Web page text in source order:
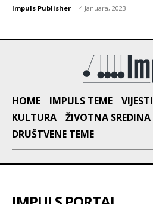
Impuls Publisher - 4 Januara, 2023
HOME IMPULS TEME VIJESTI
KULTURA
ŽIVOTNA SREDINA
DRUŠTVENE TEME